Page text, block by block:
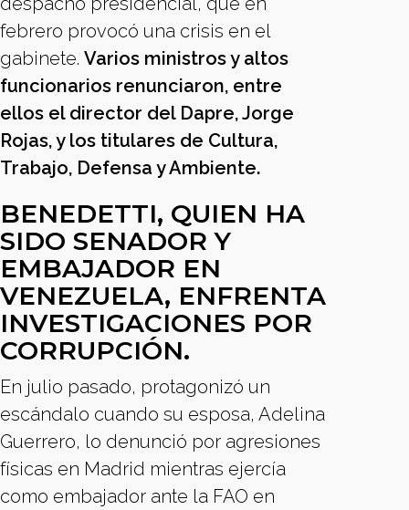
febrero provocó una crisis en el
gabinete. Varios ministros y altos
funcionarios renunciaron, entre
ellos el director del Dapre, Jorge
Rojas, y los titulares de Cultura,
Trabajo, Defensa y Ambiente.
BENEDETTI, QUIEN HA
SIDO SENADOR Y
EMBAJADOR EN
VENEZUELA, ENFRENTA
INVESTIGACIONES POR
CORRUPCIÓN.
En julio pasado, protagonizó un
escándalo cuando su esposa, Adelina
Guerrero, lo denunció por agresiones
físicas en Madrid mientras ejercía
como embajador ante la FAO en